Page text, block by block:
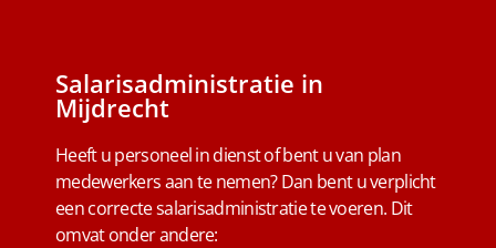
Salarisadministratie in
Mijdrecht
Heeft u personeel in dienst of bent u van plan
medewerkers aan te nemen? Dan bent u verplicht
een correcte salarisadministratie te voeren. Dit
omvat onder andere: